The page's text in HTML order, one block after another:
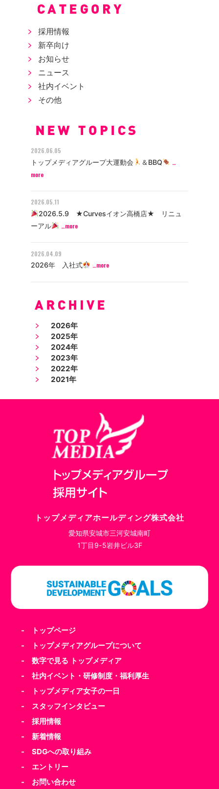
採用情報
新卒向け
お知らせ
ニュース
社内イベント
その他
2026.06.05
トップメディアグループ大運動会
＆BBQ
…
more
2026.05.11
2026.5.9 ★Curvesイオン高橋店★ リニュ
ーアル
…more
2026.04.09
2026年 入社式
…more
2026年
2025年
2024年
2023年
2022年
2021年
トップメディアホールディング株式会社
愛知県安城市三河安城南町
1丁目9-5岩井ビル3F
- トップページ
- トップメディアグループについて
- 数字で見る トップメディア
- 社内イベント・研修制度・福利厚生
- トップメディア女子の一日
- スタッフインタビュー
- 採用情報
- 新着情報
- SDGへの取り組み
- エントリー
- お問い合わせ